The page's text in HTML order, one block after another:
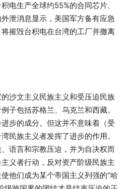
电生产全球约55%的合同芯片、
泄消息显示，美国军方备有应急
摧毁台积电在台湾的工厂并撤离
沙文主义民族主义和受压迫民族
子包括苏格兰、乌克兰和西藏。
步的成分。但这并不意味着（受
民族主义者发挥了进步的作用。
语言和宗教压迫，并为自决权而
义者行动，反对资产阶级民族主
他们成为某个帝国主义列强的“哈